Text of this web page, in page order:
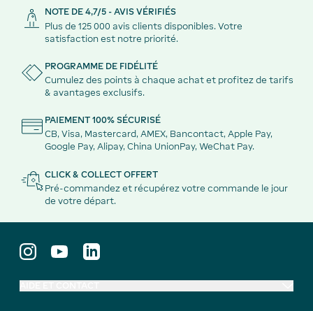
NOTE DE 4,7/5 - AVIS VÉRIFIÉS
Plus de 125 000 avis clients disponibles. Votre
satisfaction est notre priorité.
PROGRAMME DE FIDÉLITÉ
Cumulez des points à chaque achat et profitez de tarifs
& avantages exclusifs.
PAIEMENT 100% SÉCURISÉ
CB, Visa, Mastercard, AMEX, Bancontact, Apple Pay,
Google Pay, Alipay, China UnionPay, WeChat Pay.
CLICK & COLLECT OFFERT
Pré-commandez et récupérez votre commande le jour
de votre départ.